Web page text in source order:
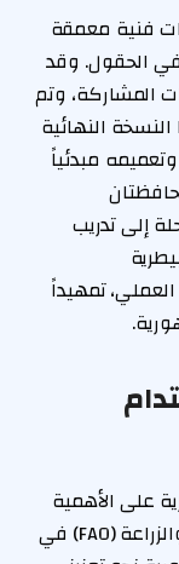
فنية معمقة
في الحقول. وقد
المشاركة، وتم
النهائية
مبدئياً
إلى تدريب
تمهيداً
على الأهمية
الاستراتيجية للتعاون مع منظمة الأغذية والزراعة (FAO) في